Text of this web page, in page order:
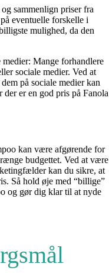
sammenlign priser fra
eventuelle forskelle i
mulighed, da den
Mange forhandlere
sociale medier. Ved at
på sociale medier kan
er en god pris på Fanola
kan være afgørende for
budgettet. Ved at være
kan du sikre, at
Så hold øje med “billige”
og gør dig klar til at nyde